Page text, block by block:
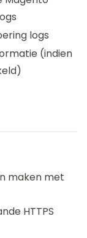
logs
(indien
maken met
HTTPS